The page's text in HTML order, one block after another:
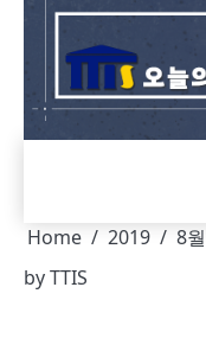
Skip
content
Home 2019
8월
byTTIS